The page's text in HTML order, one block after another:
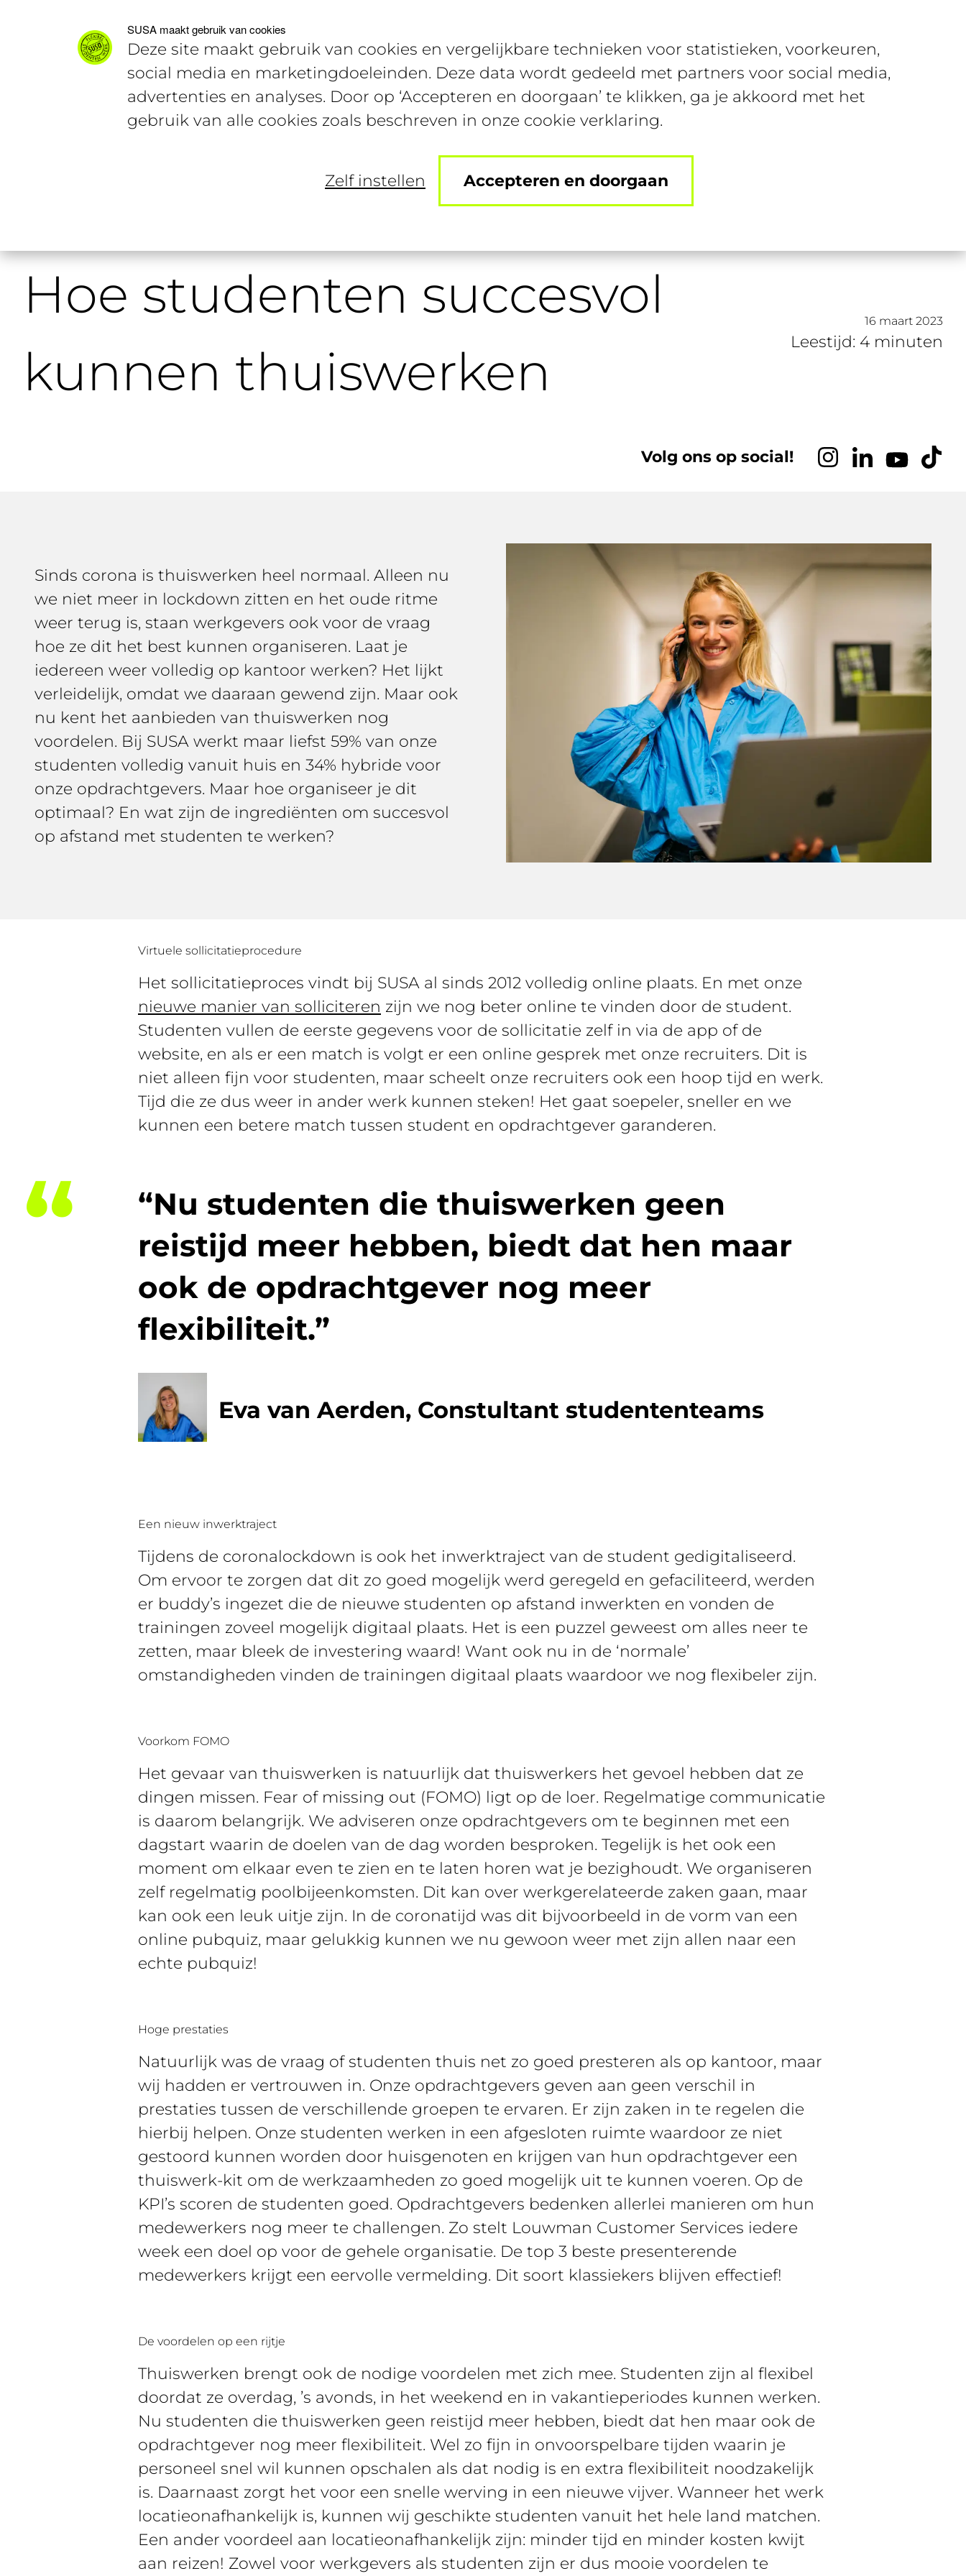
SUSA maakt gebruik van cookies
Deze site maakt gebruik van cookies en vergelijkbare technieken voor statistieken, voorkeuren,
social media en marketingdoeleinden. Deze data wordt gedeeld met partners voor social media,
advertenties en analyses. Door op ‘Accepteren en doorgaan’ te klikken, ga je akkoord met het
gebruik van alle cookies zoals beschreven in onze cookie verklaring.
Zelf instellen Accepteren en doorgaan
Diensten Specialisaties Kennisbank Offerte
Hoe studenten succesvol kunnen thuiswerken
Hoe studenten succesvol
kunnen thuiswerken
16 maart 2023
Leestijd: 4 minuten
Volg ons op social!
Sinds corona is thuiswerken heel normaal. Alleen nu
we niet meer in lockdown zitten en het oude ritme
weer terug is, staan werkgevers ook voor de vraag
hoe ze dit het best kunnen organiseren. Laat je
iedereen weer volledig op kantoor werken? Het lijkt
verleidelijk, omdat we daaraan gewend zijn. Maar ook
nu kent het aanbieden van thuiswerken nog
voordelen. Bij SUSA werkt maar liefst 59% van onze
studenten volledig vanuit huis en 34% hybride voor
onze opdrachtgevers. Maar hoe organiseer je dit
optimaal? En wat zijn de ingrediënten om succesvol
op afstand met studenten te werken?
Virtuele sollicitatieprocedure
Het sollicitatieproces vindt bij SUSA al sinds 2012 volledig online plaats. En met onze
nieuwe manier van solliciteren zijn we nog beter online te vinden door de student.
Studenten vullen de eerste gegevens voor de sollicitatie zelf in via de app of de
website, en als er een match is volgt er een online gesprek met onze recruiters. Dit is
niet alleen fijn voor studenten, maar scheelt onze recruiters ook een hoop tijd en werk.
Tijd die ze dus weer in ander werk kunnen steken! Het gaat soepeler, sneller en we
kunnen een betere match tussen student en opdrachtgever garanderen.
“Nu studenten die thuiswerken geen
reistijd meer hebben, biedt dat hen maar
ook de opdrachtgever nog meer
flexibiliteit.”
Eva van Aerden, Constultant studententeams
Een nieuw inwerktraject
Tijdens de coronalockdown is ook het inwerktraject van de student gedigitaliseerd.
Om ervoor te zorgen dat dit zo goed mogelijk werd geregeld en gefaciliteerd, werden
er buddy’s ingezet die de nieuwe studenten op afstand inwerkten en vonden de
trainingen zoveel mogelijk digitaal plaats. Het is een puzzel geweest om alles neer te
zetten, maar bleek de investering waard! Want ook nu in de ‘normale’
omstandigheden vinden de trainingen digitaal plaats waardoor we nog flexibeler zijn.
Voorkom FOMO
Het gevaar van thuiswerken is natuurlijk dat thuiswerkers het gevoel hebben dat ze
dingen missen. Fear of missing out (FOMO) ligt op de loer. Regelmatige communicatie
is daarom belangrijk. We adviseren onze opdrachtgevers om te beginnen met een
dagstart waarin de doelen van de dag worden besproken. Tegelijk is het ook een
moment om elkaar even te zien en te laten horen wat je bezighoudt. We organiseren
zelf regelmatig poolbijeenkomsten. Dit kan over werkgerelateerde zaken gaan, maar
kan ook een leuk uitje zijn. In de coronatijd was dit bijvoorbeeld in de vorm van een
online pubquiz, maar gelukkig kunnen we nu gewoon weer met zijn allen naar een
echte pubquiz!
Hoge prestaties
Natuurlijk was de vraag of studenten thuis net zo goed presteren als op kantoor, maar
wij hadden er vertrouwen in. Onze opdrachtgevers geven aan geen verschil in
prestaties tussen de verschillende groepen te ervaren. Er zijn zaken in te regelen die
hierbij helpen. Onze studenten werken in een afgesloten ruimte waardoor ze niet
gestoord kunnen worden door huisgenoten en krijgen van hun opdrachtgever een
thuiswerk-kit om de werkzaamheden zo goed mogelijk uit te kunnen voeren. Op de
KPI’s scoren de studenten goed. Opdrachtgevers bedenken allerlei manieren om hun
medewerkers nog meer te challengen. Zo stelt Louwman Customer Services iedere
week een doel op voor de gehele organisatie. De top 3 beste presenterende
medewerkers krijgt een eervolle vermelding. Dit soort klassiekers blijven effectief!
De voordelen op een rijtje
Thuiswerken brengt ook de nodige voordelen met zich mee. Studenten zijn al flexibel
doordat ze overdag, ’s avonds, in het weekend en in vakantieperiodes kunnen werken.
Nu studenten die thuiswerken geen reistijd meer hebben, biedt dat hen maar ook de
opdrachtgever nog meer flexibiliteit. Wel zo fijn in onvoorspelbare tijden waarin je
personeel snel wil kunnen opschalen als dat nodig is en extra flexibiliteit noodzakelijk
is. Daarnaast zorgt het voor een snelle werving in een nieuwe vijver. Wanneer het werk
locatieonafhankelijk is, kunnen wij geschikte studenten vanuit het hele land matchen.
Een ander voordeel aan locatieonafhankelijk zijn: minder tijd en minder kosten kwijt
aan reizen! Zowel voor werkgevers als studenten zijn er dus mooie voordelen te